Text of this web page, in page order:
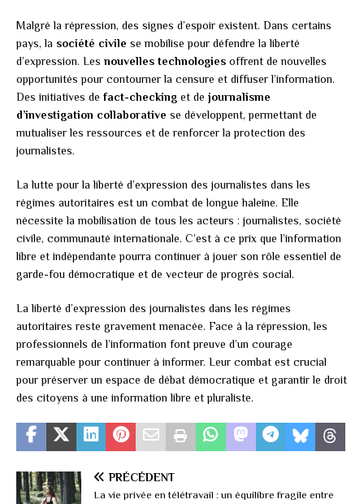
Malgré la répression, des signes d’espoir existent. Dans certains
pays, la société civile se mobilise pour défendre la liberté
d’expression. Les nouvelles technologies offrent de nouvelles
opportunités pour contourner la censure et diffuser l’information.
Des initiatives de fact-checking et de journalisme
d’investigation collaborative se développent, permettant de
mutualiser les ressources et de renforcer la protection des
journalistes.
La lutte pour la liberté d’expression des journalistes dans les
régimes autoritaires est un combat de longue haleine. Elle
nécessite la mobilisation de tous les acteurs : journalistes, société
civile, communauté internationale. C’est à ce prix que l’information
libre et indépendante pourra continuer à jouer son rôle essentiel de
garde-fou démocratique et de vecteur de progrès social.
La liberté d’expression des journalistes dans les régimes
autoritaires reste gravement menacée. Face à la répression, les
professionnels de l’information font preuve d’un courage
remarquable pour continuer à informer. Leur combat est crucial
pour préserver un espace de débat démocratique et garantir le droit
des citoyens à une information libre et pluraliste.
PRÉCÉDENT
La vie privée en télétravail : un équilibre fragile entre